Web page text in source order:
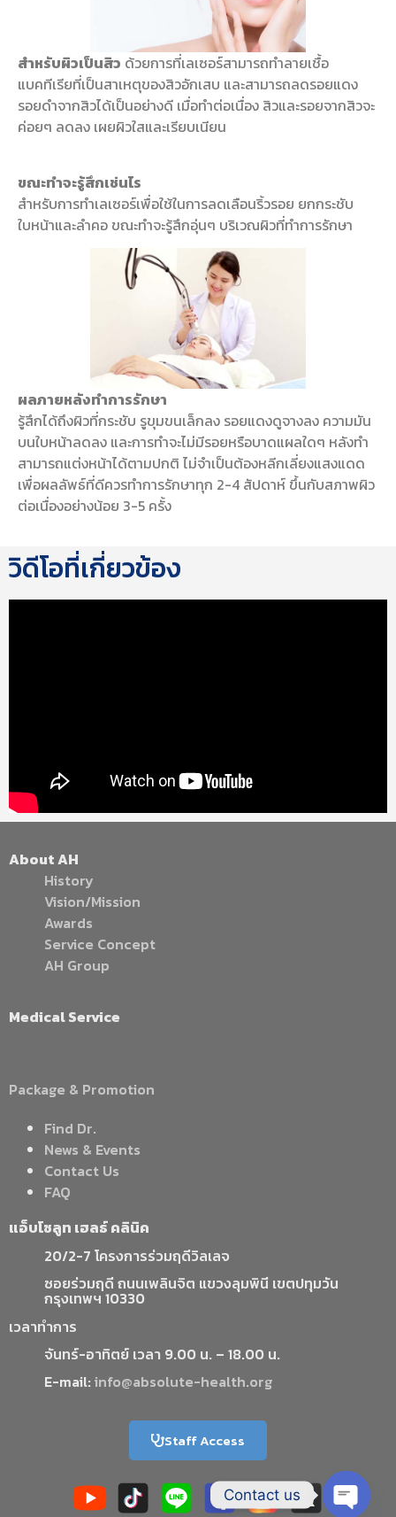
สำหรับผิวเป็นสิว ด้วยการที่เลเซอร์สามารถทำลายเชื้อ
แบคทีเรียที่เป็นสาเหตุของสิวอักเสบ และสามารถลดรอยแดง
รอยดำจากสิวได้เป็นอย่างดี เมื่อทำต่อเนื่อง สิวและรอยจากสิวจะ
ค่อยๆ ลดลง เผยผิวใสและเรียบเนียน
ขณะทำจะรู้สึกเช่นไร
สำหรับการทำเลเซอร์เพื่อใช้ในการลดเลือนริ้วรอย ยกกระชับ
ใบหน้าและลำคอ ขณะทำจะรู้สึกอุ่นๆ บริเวณผิวที่ทำการรักษา
ผลภายหลังทำการรักษา
รู้สึกได้ถึงผิวที่กระชับ รูขุมขนเล็กลง รอยแดงดูจางลง ความมัน
บนใบหน้าลดลง และการทำจะไม่มีรอยหรือบาดแผลใดๆ หลังทำ
สามารถแต่งหน้าได้ตามปกติ ไม่จำเป็นต้องหลีกเลี่ยงแสงแดด
เพื่อผลลัพธ์ที่ดีควรทำการรักษาทุก 2-4 สัปดาห์ ขึ้นกับสภาพผิว
ต่อเนื่องอย่างน้อย 3-5 ครั้ง
วิดีโอที่เกี่ยวข้อง
About AH
History
Vision/Mission
Awards
Service Concept
AH Group
Medical Service
Package & Promotion
Find Dr.
News & Events
Contact Us
FAQ
แอ็บโซลูท เฮลธ์ คลินิค
20/2-7 โครงการร่วมฤดีวิลเลจ
ซอยร่วมฤดี ถนนเพลินจิต แขวงลุมพินี เขตปทุมวัน
กรุงเทพฯ 10330
เวลาทำการ
จันทร์-อาทิตย์ เวลา 9.00 น. – 18.00 น.
E-mail: info@absolute-health.org
Staff Access
Contact us